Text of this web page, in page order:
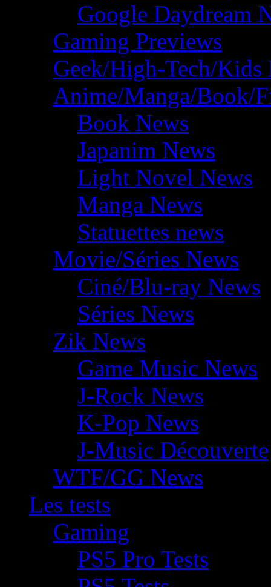
Google Daydream
Gaming Previews
Geek/High-Tech/Kids
Anime/Manga/Book/
Book News
Japanim News
Light Novel News
Manga News
Statuettes news
Movie/Séries News
Ciné/Blu-ray News
Séries News
Zik News
Game Music News
J-Rock News
K-Pop News
J-Music Découverte
WTF/GG News
Les tests
Gaming
PS5 Pro Tests